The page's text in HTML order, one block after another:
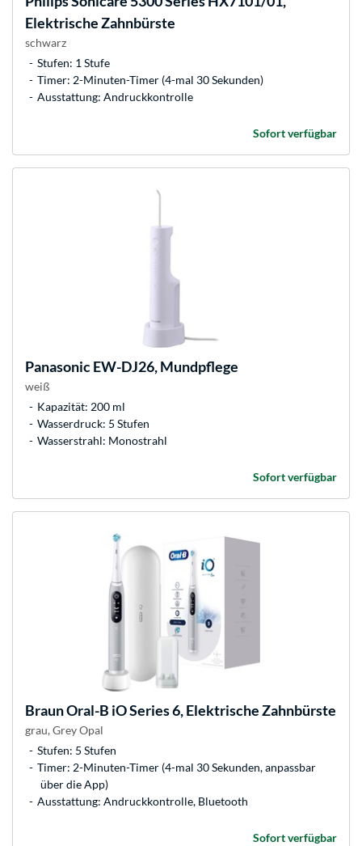
Elektrische Zahnbürste
schwarz
Stufen: 1 Stufe
Timer: 2-Minuten-Timer (4-mal 30 Sekunden)
Ausstattung: Andruckkontrolle
Sofort verfügbar
PanasonicEW-DJ26, Mundpflege
weiß
Kapazität: 200 ml
Wasserdruck: 5 Stufen
Wasserstrahl: Monostrahl
Sofort verfügbar
BraunOral-B iO Series 6, Elektrische Zahnbürste
grau, Grey Opal
Stufen: 5 Stufen
Timer: 2-Minuten-Timer (4-mal 30 Sekunden, anpassbar
über die App)
Ausstattung: Andruckkontrolle, Bluetooth
Sofort verfügbar